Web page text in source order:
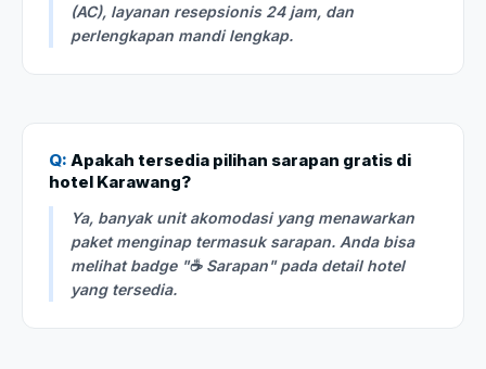
(AC), layanan resepsionis 24 jam, dan
perlengkapan mandi lengkap.
Q: Apakah tersedia pilihan sarapan gratis di
hotel Karawang?
Ya, banyak unit akomodasi yang menawarkan
paket menginap termasuk sarapan. Anda bisa
melihat badge "☕ Sarapan" pada detail hotel
yang tersedia.